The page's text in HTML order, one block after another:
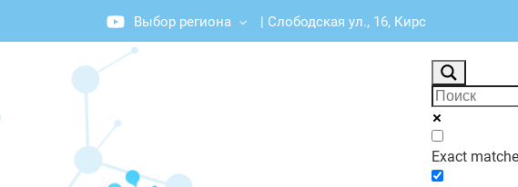
Выбор региона | Слободская ул., 16, Кирс
Exact